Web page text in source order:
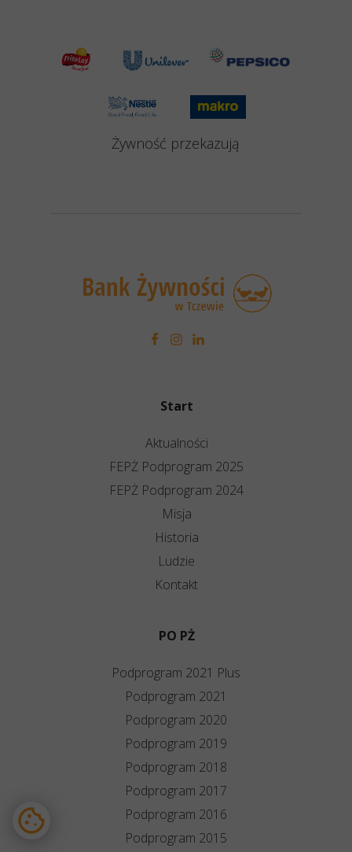
PO PŻ
Start
Podprogram 2021 Plus
Podprogram 2021
Podprogram 2020
Podprogram 2019
Podprogram 2018
Podprogram 2017
Podprogram 2016
Podprogram 2015
Aktualności
FEPŻ Podprogram 2025
FEPŻ Podprogram 2024
Misja
Historia
Ludzie
Kontakt
Żywność przekazują